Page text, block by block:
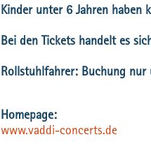
Kinder unter 6 Jahren haben
Bei den Tickets handelt es
Rollstuhlfahrer: Buchung nur
www.vaddi-concerts.de